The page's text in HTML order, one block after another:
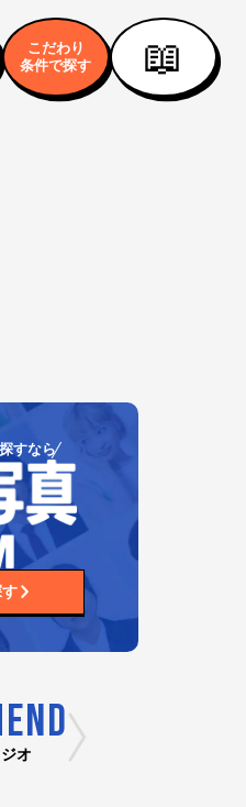
こだわり
条件で探す
📖
すなら
オ